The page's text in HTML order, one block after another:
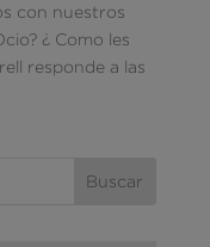
con nuestros
¿ Como les
responde a las